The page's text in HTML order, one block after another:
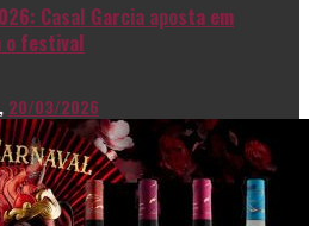
Casal Garcia aposta em
o festival
, 20/03/2026